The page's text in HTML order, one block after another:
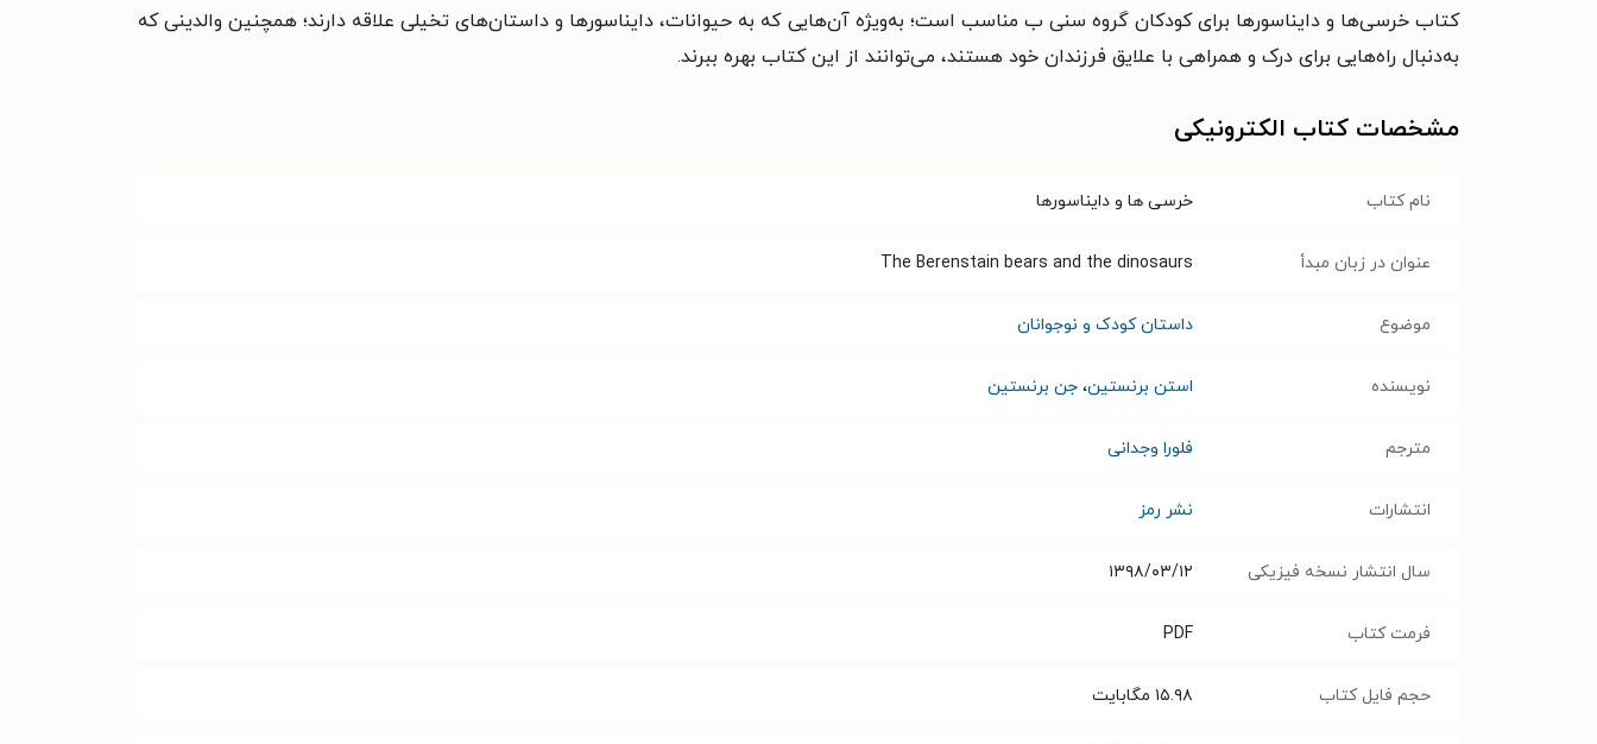
کتاب خرسی‌ها و دایناسورها برای کودکان گروه سنی ب مناسب است؛ به‌ویژه آن‌هایی که به حیوانات، دایناسورها و داستان‌های تخیلی علاقه دارند؛ همچنین والدینی که
به‌دنبال راه‌هایی برای درک و همراهی با علایق فرزندان خود هستند، می‌توانند از این کتاب بهره ببرند.
مشخصات کتاب الکترونیکی
نام کتاب خرسی ها و دایناسورها
عنوان در زبان مبدأ The Berenstain bears and the dinosaurs
موضوع داستان کودک و نوجوانان
نویسنده استن برنستین، جن برنستین
مترجم فلورا وجدانی
انتشارات نشر رمز
سال انتشار نسخه فیزیکی ۱۳۹۸/۰۳/۱۲
فرمت کتاب PDF
حجم فایل کتاب ۱۵.۹۸ مگابایت